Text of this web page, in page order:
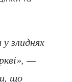
злиднях
—
що